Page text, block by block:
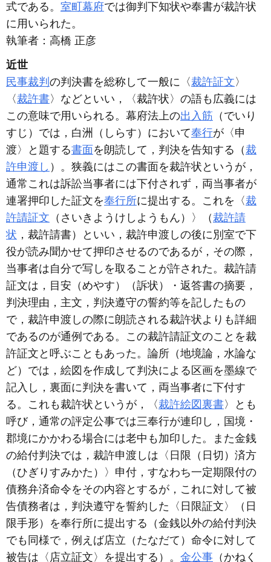
式である。 室町幕府では御判下知状や奉書が裁許状
に用いられた。
執筆者： 高橋 正彦
近世
民事裁判 の判決書を総称して一般に〈裁許証文 〉
〈裁許書〉などといい，〈裁許状〉の語も広義には
この意味で用いられる。幕府法上の出入筋 （でいり
すじ）では，白洲（しらす）において奉行が〈申
渡〉と題する書面 を朗読して，判決を告知する（裁
許申渡し ）。狭義にはこの書面を裁許状というが，
通常これは訴訟当事者には下付されず，両当事者が
連署押印した証文を奉行所に提出する。これを〈裁
許請証文 （さいきようけしようもん）〉（裁許請
状 ，裁許請書）といい，裁許申渡しの後に別室で下
役が読み聞かせて押印させるのであるが，その際，
当事者は自分で写しを取ることが許された。裁許請
証文は，目安（めやす）（訴状）・返答書の摘要，
判決理由，主文，判決遵守の誓約等を記したもの
で，裁許申渡しの際に朗読される裁許状よりも詳細
であるのが通例である。この裁許請証文のことを裁
許証文と呼ぶこともあった。論所（地境論，水論な
ど）では，絵図を作成して判決による区画を墨線で
記入し，裏面に判決を書いて，両当事者に下付す
る。これも裁許状というが，〈裁許絵図裏書〉とも
呼び，通常の評定公事では三奉行が連印し，国境・
郡境にかかわる場合には老中も加印した。また金銭
の給付判決では，裁許申渡しは〈日限（日切）済方
（ひぎりすみかた）〉申付，すなわち一定期限付の
債務弁済命令をその内容とするが，これに対して被
告債務者は，判決遵守を誓約した〈日限証文〉（日
限手形）を奉行所に提出する（金銭以外の給付判決
でも同様で，例えば店立（たなだて）命令に対して
被告は〈店立証文〉を提出する）。 金公事 （かねく